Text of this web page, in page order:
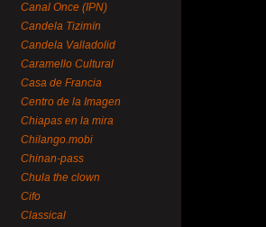
Canal Once (IPN)
Candela Tizimín
Candela Valladolid
Caramello Cultural
Casa de Francia
Centro de la Imagen
Chiapas en la mira
Chilango.mobi
Chinan-pass
Chula the clown
Cifo
Classical